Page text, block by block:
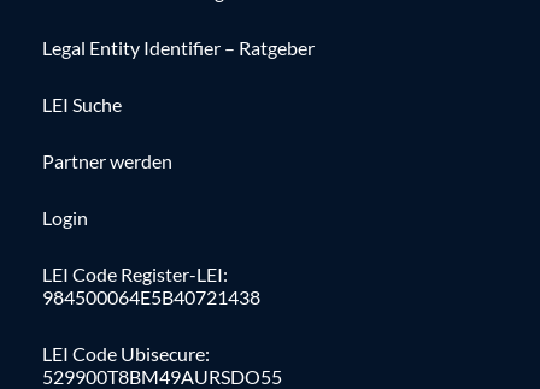
Legal Entity Identifier – Ratgeber
LEI Suche
Partner werden
Login
LEI Code Register-LEI:
984500064E5B40721438
LEI Code Ubisecure:
529900T8BM49AURSDO55